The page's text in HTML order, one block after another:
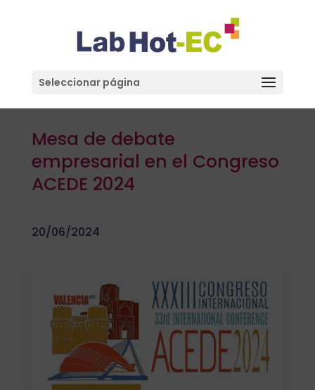
Seleccionar página
Mesa de debate
empresarial en el Congreso
ACEDE 2024
20/06/2024